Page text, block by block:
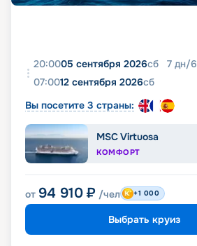
20:0005 сентября 2026сб 7 дн/6
07:0012 сентября 2026сб
Вы посетите 3 страны:
MSC Virtuosa
КОМФОРТ
от 94 910 ₽ /чел +1 000
Выбрать круиз